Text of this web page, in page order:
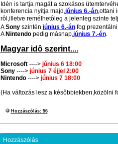
Idén is tartja magát a szokásos
konferencia nyitja majd,június 6.-án,ottani
rôl,illetve remélhetôleg a jelenleg szinte
ASonyszintén június 6.-ánfog
A Nintendopedig másnap,június 7.-én.
Magyar idô szerint....
Microsoft----> június 6 18:00
Sony----> június 7 éjjel 2:00
Nintendo----> június 7 18:00
(Ha változás lesz a késôbbiekben,közölni
Hozzászólás: 56
Hozzászólás